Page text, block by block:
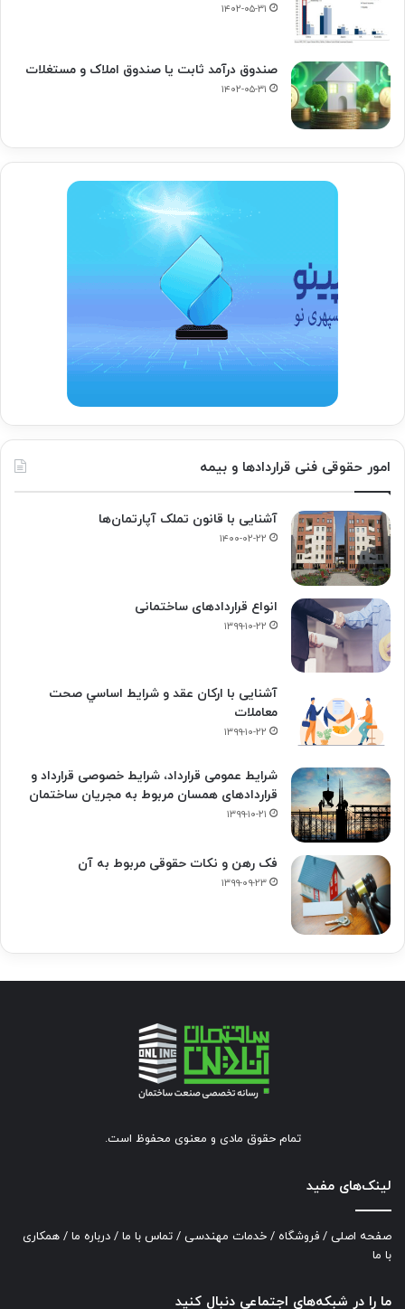
۱۴۰۲-۰۵-۳۱
صندوق درآمد ثابت یا صندوق املاک و مستغلات
۱۴۰۲-۰۵-۳۱
امور حقوقی فنی قراردادها و بیمه
آشنایی با قانون تملک آپارتمان‌ها
۱۴۰۰-۰۲-۲۲
انواع قراردادهای ساختمانی
۱۳۹۹-۱۰-۲۲
آشنایی با ارکان عقد و شرايط اساسي صحت
معاملات
۱۳۹۹-۱۰-۲۲
شرایط عمومی قرارداد، شرایط خصوصی قرارداد و
قراردادهای همسان مربوط به مجریان ساختمان
۱۳۹۹-۱۰-۲۱
فک‌ رهن و نکات حقوقی مربوط به آن
۱۳۹۹-۰۹-۲۳
تمام حقوق مادی و معنوی محفوظ است.
لینک‌های مفید
صفحه اصلی / فروشگاه / خدمات مهندسی / تماس با ما / درباره ما / همکاری
با ما
ما را در شبکه‌های اجتماعی دنبال کنید